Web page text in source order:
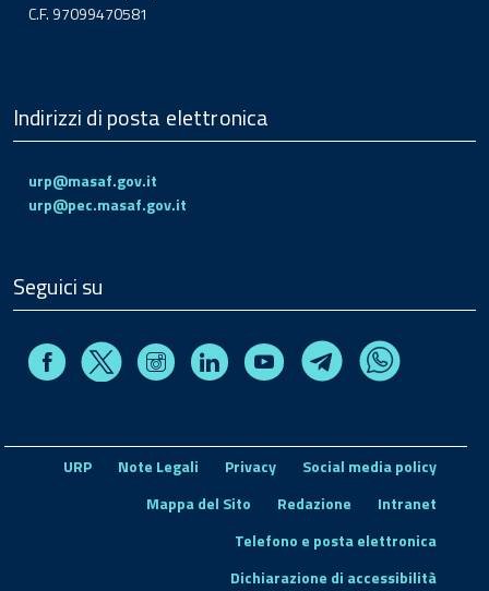
C.F. 97099470581
Indirizzi di posta elettronica
urp@masaf.gov.it
urp@pec.masaf.gov.it
Seguici su
FacebookX InstagramLinkedin Youtube TelegramWhatsapp
URP Note Legali Privacy
Social media policy
Mappa del Sito
Redazione
Intranet
Telefono e posta elettronica
Dichiarazione di accessibilità